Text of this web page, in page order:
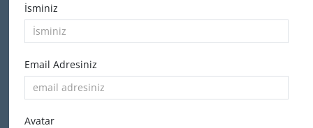
İsminiz
Email Adresiniz
Avatar